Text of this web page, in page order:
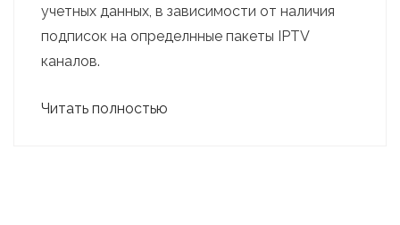
учетных данных, в зависимости от наличия
подписок на определнные пакеты IPTV
каналов.
Читать полностью